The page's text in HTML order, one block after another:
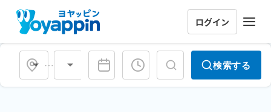
ログイン
会場タイプ 検索する